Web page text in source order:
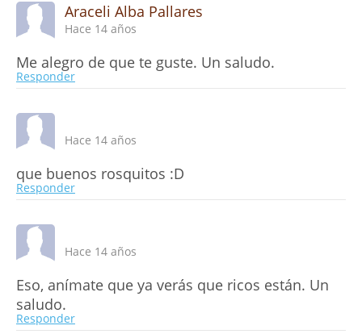
Araceli Alba Pallares
Hace 14 años
Me alegro de que te guste. Un saludo.
Responder
Hace 14 años
que buenos rosquitos :D
Responder
Hace 14 años
Eso, anímate que ya verás que ricos están. Un
saludo.
Responder